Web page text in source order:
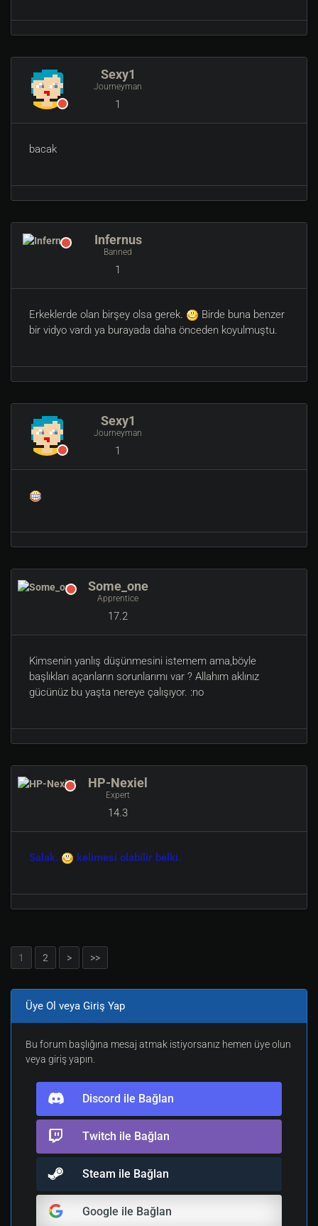
Sexy1
Journeyman
1
bacak
Infernus
Banned
1
Erkeklerde olan birşey olsa gerek.
Birde buna benzer
bir vidyo vardı ya burayada daha önceden koyulmuştu.
Sexy1
Journeyman
1
Some_one
Apprentice
17.2
Kimsenin yanlış düşünmesini istemem ama,böyle
başlıkları açanların sorunlarımı var ? Allahım aklınız
gücünüz bu yaşta nereye çalışıyor. :no
HP-Nexiel
Expert
14.3
Salak. kelimesi olabilir belki.
1 2 > >>
Üye Ol veya Giriş Yap
Bu forum başlığına mesaj atmak istiyorsanız hemen üye olun
veya giriş yapın.
Discord ile Bağlan
Twitch ile Bağlan
Steam ile Bağlan
Google ile Bağlan